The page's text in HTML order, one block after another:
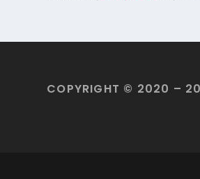
COPYRIGHT © 2020 –